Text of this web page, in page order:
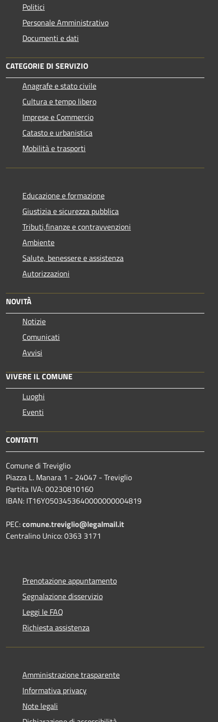
Politici
Personale Amministrativo
Documenti e dati
CATEGORIE DI SERVIZIO
Anagrafe e stato civile
Cultura e tempo libero
Imprese e Commercio
Catasto e urbanistica
Mobilità e trasporti
Educazione e formazione
Giustizia e sicurezza pubblica
Tributi,finanze e contravvenzioni
Ambiente
Salute, benessere e assistenza
Autorizzazioni
NOVITÀ
Notizie
Comunicati
Avvisi
VIVERE IL COMUNE
Luoghi
Eventi
CONTATTI
Comune di Treviglio
Piazza L. Manara 1 - 24047 - Treviglio
Partita IVA: 00230810160
IBAN: IT16Y0503453640000000004819
PEC:comune.treviglio@legalmail.it
Centralino Unico: 0363 3171
Prenotazione appuntamento
Segnalazione disservizio
Leggi le FAQ
Richiesta assistenza
Amministrazione trasparente
Informativa privacy
Note legali